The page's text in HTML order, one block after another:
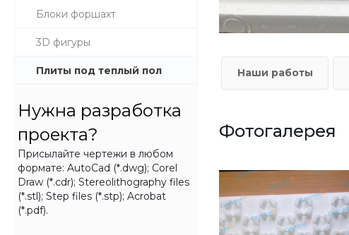
Блоки форшахт
3D фигуры
Плиты под теплый пол
Нужна разработка
проекта?
Присылайте чертежи в любом
формате: AutoCad (*.dwg); Corel
Draw (*.cdr); Stereolithography files
(*.stl); Step files (*.stp); Acrobat
(*.pdf).
Наши работы
Фотогалерея